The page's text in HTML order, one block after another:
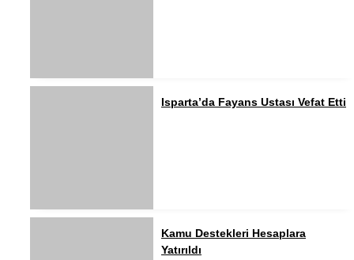
Isparta’da Fayans Ustası Vefat Etti
Kamu Destekleri Hesaplara
Yatırıldı